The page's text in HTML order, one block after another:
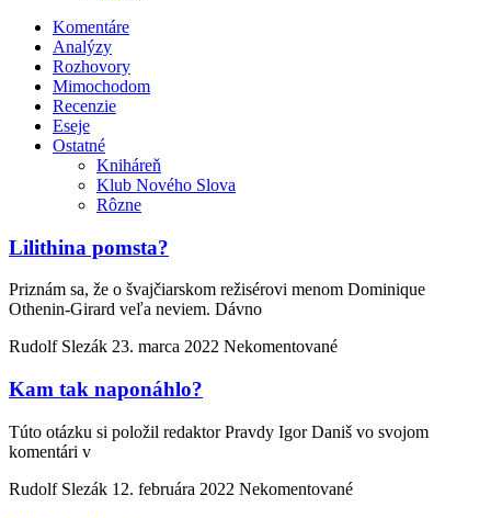
Komentáre
Analýzy
Rozhovory
Mimochodom
Recenzie
Eseje
Ostatné
Kniháreň
Klub Nového Slova
Rôzne
Lilithina pomsta?
Priznám sa, že o švajčiarskom režisérovi menom Dominique
Othenin-Girard veľa neviem. Dávno
Rudolf Slezák 23. marca 2022 Nekomentované
Kam tak naponáhlo?
Túto otázku si položil redaktor Pravdy Igor Daniš vo svojom
komentári v
Rudolf Slezák 12. februára 2022 Nekomentované